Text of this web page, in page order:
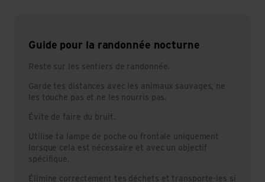
Guide pour la randonnée nocturne
Reste sur les sentiers de randonnée.
Garde tes distances avec les animaux sauvages, ne
les touche pas et ne les nourris pas.
Évite de faire du bruit.
Utilise ta lampe de poche ou frontale uniquement
lorsque cela est nécessaire et avec un objectif
spécifique.
Élimine correctement tes déchets et transporte-les si